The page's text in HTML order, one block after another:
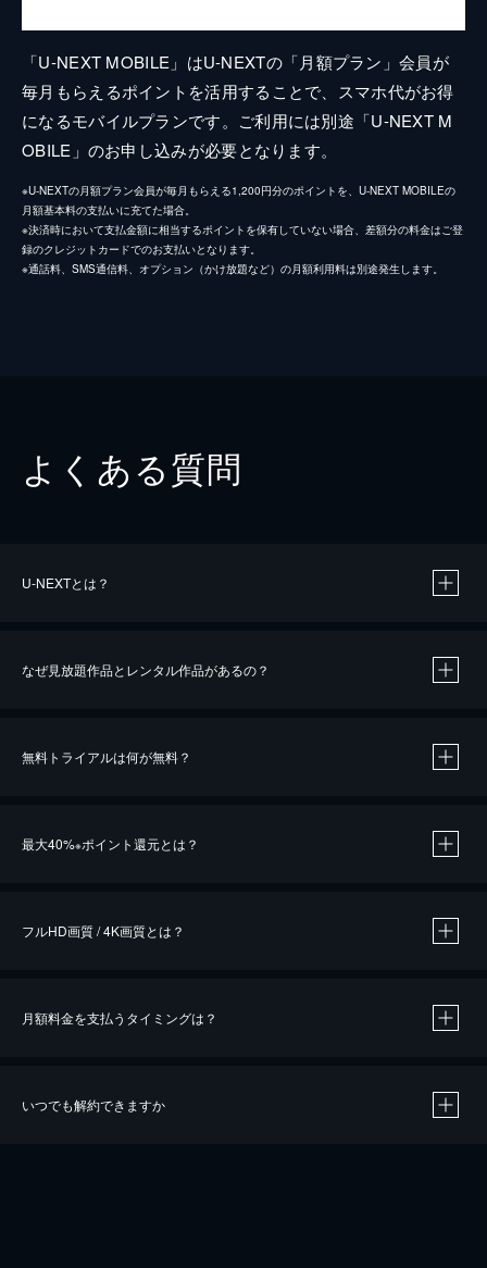
「U-NEXT MOBILE」はU-NEXTの「月額プラン」会員が
毎月もらえるポイントを活用することで、スマホ代がお得
になるモバイルプランです。ご利用には別途「U-NEXT M
OBILE」のお申し込みが必要となります。
※U-NEXTの月額プラン会員が毎月もらえる1,200円分のポイントを、U-NEXT MOBILEの
月額基本料の支払いに充てた場合。
※決済時において支払金額に相当するポイントを保有していない場合、差額分の料金はご登
録のクレジットカードでのお支払いとなります。
※通話料、SMS通信料、オプション（かけ放題など）の月額利用料は別途発生します。
よくある質問
U-NEXTとは？
なぜ見放題作品とレンタル作品があるの？
無料トライアルは何が無料？
最大40%※ポイント還元とは？
※40％ポイント還元の対象は、クレジットカード決済による作品の購入 / レンタルです。
フルHD画質 / 4K画質とは？
月額料金を支払うタイミングは？
いつでも解約できますか